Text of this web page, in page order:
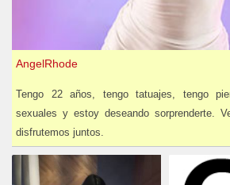
AngelRhode
Tengo 22 años, tengo tatuajes, tengo
sexuales y estoy deseando sorprenderte.
disfrutemos juntos.